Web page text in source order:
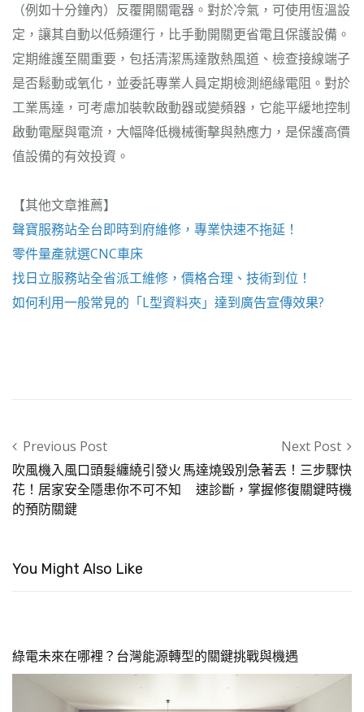
（例如十分鐘內）反覆開關電器。對於冷氣，可使用恆溫設
定，讓其自動以低頻運行，比手動開關更省電且保護設備。
定期維護至關重要，包括清潔馬達散熱風道、檢查接線端子
是否鬆動或氧化，並委託專業人員定期檢測絕緣電阻。對於
工業馬達，可考慮加裝軟啟動器或變頻器，它能平緩地控制
啟動電壓與電流，大幅降低機械衝擊與熱應力，是保護高價
值設備的有效投資。
【其他文章推薦】
聲寶服務站全台即時到府維修，專業快速不拖延！
零件量產就選CNC車床
找日立服務站全省派工維修，價格合理、技術到位！
如何利用一般常見的「L型資料夾」達到廣告宣傳效果?
Post navigation
Previous Post
吹風機入風口頭髮纏繞引發火
花！居家安全隱患你不可不知
的預防關鍵
Next Post
馬達燒毀別急著丟！三步驟快
速診斷，掌握修復關鍵時機
You Might Also Like
綠電未來在哪裡？台灣能源轉型的關鍵挑戰與機遇